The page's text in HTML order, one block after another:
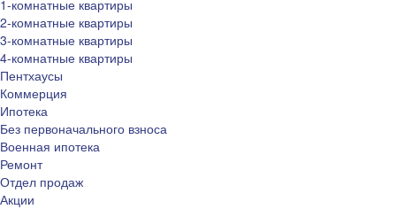
1-комнатные квартиры
2-комнатные квартиры
3-комнатные квартиры
4-комнатные квартиры
Пентхаусы
Коммерция
Ипотека
Без первоначального взноса
Военная ипотека
Ремонт
Отдел продаж
Акции